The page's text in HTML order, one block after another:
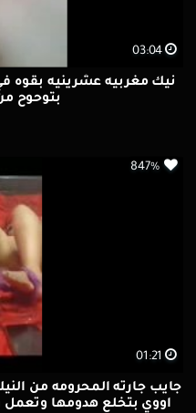
03:04
نيك مغربيه عشرينيه
بتوحوح
01:21
847%
جايب جارته المحرومه من
اووي بتخلع هدومها